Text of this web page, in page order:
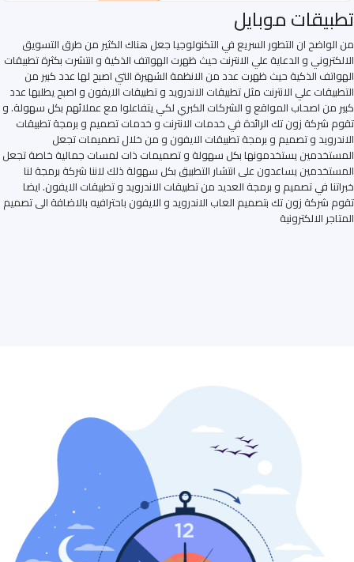
تطبيقات موبايل
من الواضح ان التطور السريع في التكنولوجيا جعل هناك الكثير من طرق التسويق
الالكتروني و الدعاية علي الانترنت حيث ظهرت الهواتف الذكية و انتشرت بكثرة تطبيقات
الهواتف الذكية حيث ظهرت عدد من الانظمة الشهيرة التي اصبح لها عدد كبير من
التطبيقات علي الانترنت مثل تطبيقات الاندرويد و تطبيقات الايفون و اصبح يطلبها عدد
كبير من اصحاب المواقع و الشركات الكبري لكي يتفاعلوا مع عملائهم بكل سهولة. و
تقوم شركة زون تك الرائدة في خدمات الانترنت و خدمات تصميم و برمجة تطبيقات
الاندرويد و تصميم و برمجة تطبيقات الايفون و من خلال تصميمات تجعل
المستخدمين يستخدمونها بكل سهولة و تصميمات ذات لمسات جمالية خاصة تجعل
المستخدمين يساعدون على انتشار التطبيق بكل سهولة ذلك لاننا شركة برمجة لنا
خبراتنا في تصميم و برمجة العديد من تطبيقات الاندرويد و تطبيقات الايفون. ايضا
تقوم شركة زون تك بتصميم العاب الاندرويد و الايفون باحترافيه بالاضافة الى تصميم
المتاجر الالكترونية